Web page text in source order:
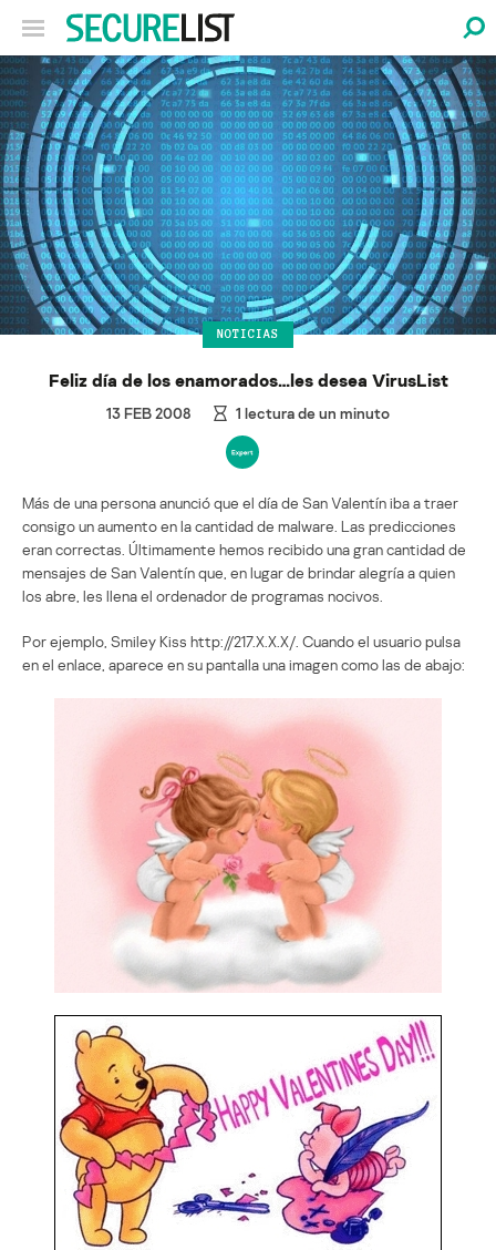
NOTICIAS
Feliz día de los enamorados…les desea VirusList
13 FEB 2008 1 lectura de un minuto
Más de una persona anunció que el día de San Valentín iba a traer
consigo un aumento en la cantidad de malware. Las predicciones
eran correctas. Últimamente hemos recibido una gran cantidad de
mensajes de San Valentín que, en lugar de brindar alegría a quien
los abre, les llena el ordenador de programas nocivos.
Por ejemplo, Smiley Kiss http://217.X.X.X/. Cuando el usuario pulsa
en el enlace, aparece en su pantalla una imagen como las de abajo: